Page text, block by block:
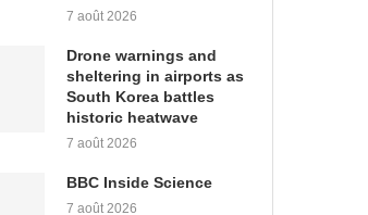
7 août 2026
Drone warnings and
sheltering in airports as
South Korea battles
historic heatwave
7 août 2026
BBC Inside Science
7 août 2026